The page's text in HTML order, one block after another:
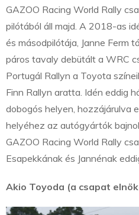
GAZOO Racing World Rally
pilótából áll majd. A 2018-as
és másodpilótája, Janne Ferm
páros tavaly debütált a WRC
Portugál Rallyn a Toyota
Finn Rallyn aratta. Idén eddig
dobogós helyen, hozzájárulva
helyéhez az autógyártók
GAZOO Racing World Rally
Esapekkának és Jannénak
Akio Toyoda (a csapat